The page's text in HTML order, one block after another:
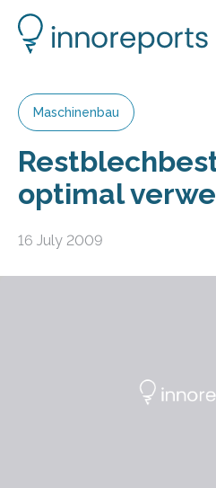
Maschinenbau
optimal
16 July 2009